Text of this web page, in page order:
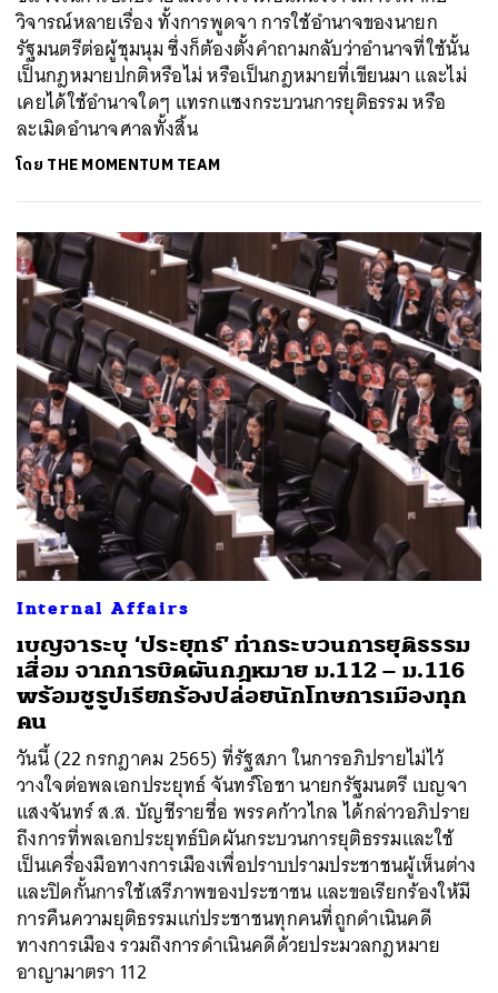
วิจารณ์หลายเรื่อง ทั้งการพูดจา การใช้อำนาจของนายก
รัฐมนตรีต่อผู้ชุมนุม ซึ่งก็ต้องตั้งคำถามกลับว่าอำนาจที่ใช้นั้น
เป็นกฎหมายปกติหรือไม่ หรือเป็นกฎหมายที่เขียนมา และไม่
เคยได้ใช้อำนาจใดๆ แทรกแซงกระบวนการยุติธรรม หรือ
ละเมิดอำนาจศาลทั้งสิ้น
โดย THE MOMENTUM TEAM
Internal Affairs
เบญจาระบุ ‘ประยุทธ์’ ทำกระบวนการยุติธรรม
เสื่อม จากการบิดผันกฎหมาย ม.112 – ม.116
พร้อมชูรูปเรียกร้องปล่อยนักโทษการเมืองทุก
คน
วันนี้ (22 กรกฎาคม 2565) ที่รัฐสภา ในการอภิปรายไม่ไว้
วางใจต่อพลเอกประยุทธ์ จันทร์โอชา นายกรัฐมนตรี เบญจา
แสงจันทร์ ส.ส. บัญชีรายชื่อ พรรคก้าวไกล ได้กล่าวอภิปราย
ถึงการที่พลเอกประยุทธ์บิดผันกระบวนการยุติธรรมและใช้
เป็นเครื่องมือทางการเมืองเพื่อปราบปรามประชาชนผู้เห็นต่าง
และปิดกั้นการใช้เสรีภาพของประชาชน และขอเรียกร้องให้มี
การคืนความยุติธรรมแก่ประชาชนทุกคนที่ถูกดำเนินคดี
ทางการเมือง รวมถึงการดำเนินคดีด้วยประมวลกฎหมาย
อาญามาตรา 112